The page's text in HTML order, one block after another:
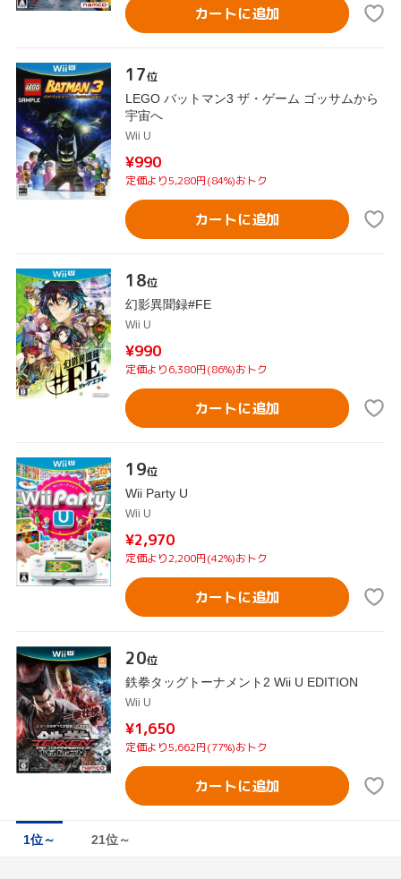
カートに追加
17位
LEGO バットマン3 ザ・ゲーム ゴッサムから
宇宙へ
Wii U
¥990
定価より5,280円(84%)おトク
カートに追加
18位
幻影異聞録#FE
Wii U
¥990
定価より6,380円(86%)おトク
カートに追加
19位
Wii Party U
Wii U
¥2,970
定価より2,200円(42%)おトク
カートに追加
20位
鉄拳タッグトーナメント2 Wii U EDITION
Wii U
¥1,650
定価より5,662円(77%)おトク
カートに追加
1位～ 21位～